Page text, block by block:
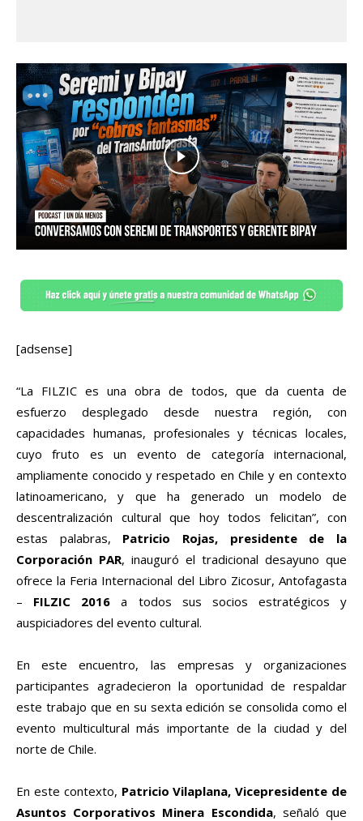
[adsense]
“La FILZIC es una obra de todos, que da cuenta de
esfuerzo desplegado desde nuestra región, con
capacidades humanas, profesionales y técnicas locales,
cuyo fruto es un evento de categoría internacional,
ampliamente conocido y respetado en Chile y en contexto
latinoamericano, y que ha generado un modelo de
descentralización cultural que hoy todos felicitan”, con
estas palabras, Patricio Rojas, presidente de la
Corporación PAR, inauguró el tradicional desayuno que
ofrece la Feria Internacional del Libro Zicosur, Antofagasta
– FILZIC 2016 a todos sus socios estratégicos y
auspiciadores del evento cultural.
En este encuentro, las empresas y organizaciones
participantes agradecieron la oportunidad de respaldar
este trabajo que en su sexta edición se consolida como el
evento multicultural más importante de la ciudad y del
norte de Chile.
En este contexto, Patricio Vilaplana, Vicepresidente de
Asuntos Corporativos Minera Escondida, señaló que